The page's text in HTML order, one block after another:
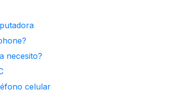
necesito?
celular